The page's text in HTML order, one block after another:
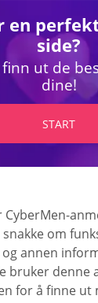
en
side?
finn ut de
dine!
START
om
annen
bruker denne
for å finne ut